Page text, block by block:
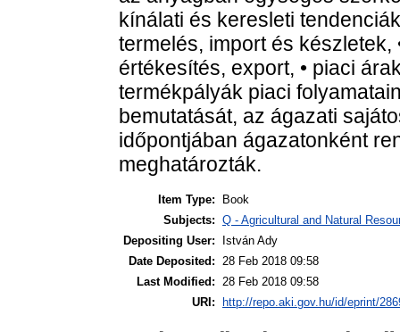
kínálati és keresleti
termelés, import és
értékesítés, export, • piaci
termékpályák piaci
bemutatását, az ágazati
időpontjában ágazatonként
meghatározták.
Item Type:
Book
Subjects: Q - Agricultural and Natural
Depositing User:
István Ady
Date Deposited:
28 Feb 2018 09:58
Last Modified:
28 Feb 2018 09:58
URI: http://repo.aki.gov.hu/id/eprint/